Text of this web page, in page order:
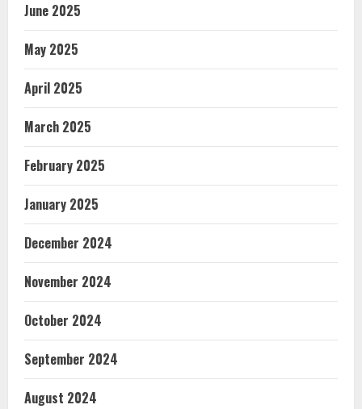
June 2025
May 2025
April 2025
March 2025
February 2025
January 2025
December 2024
November 2024
October 2024
September 2024
August 2024